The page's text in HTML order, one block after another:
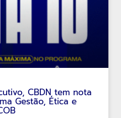
CBDN tem nota
Gestão, Ética e